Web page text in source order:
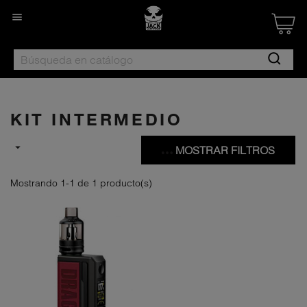

Created by
from the Noun
KIT INTERMEDIO
 MOSTRAR FILTROS
Mostrando 1-1 de 1 producto(s)